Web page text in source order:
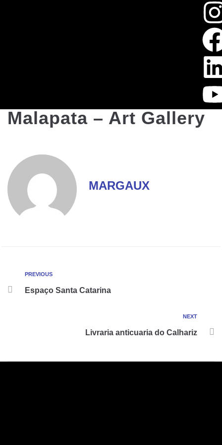
Malapata – Art Gallery
MARGAUX
PREVIOUS
Espaço Santa Catarina
NEXT
Livraria anticuaria do Calhariz